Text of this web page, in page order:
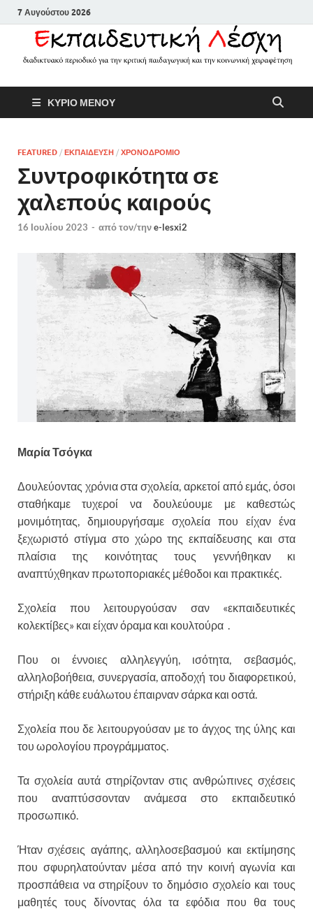
7 Αυγούστου 2026
κριτική παιδαγωγική και την
κοινωνική χειραφέτηση
ΚΥΡΙΟ ΜΕΝΟΥ
FEATURED / ΕΚΠΑΙΔΕΥΣΗ / ΧΡΟΝΟΔΡΟΜΙΟ
Συντροφικότητα σε
χαλεπούς καιρούς
16 Ιουλίου 2023 - από τον/τηνe-lesxi2
Μαρία Τσόγκα
Δουλεύοντας χρόνια στα σχολεία, αρκετοί από εμάς, όσοι
σταθήκαμε τυχεροί να δουλεύουμε με καθεστώς
μονιμότητας, δημιουργήσαμε σχολεία που είχαν ένα
ξεχωριστό στίγμα στο χώρο της εκπαίδευσης και στα
πλαίσια της κοινότητας τους γεννήθηκαν κι
αναπτύχθηκαν πρωτοποριακές μέθοδοι και πρακτικές.
Σχολεία που λειτουργούσαν σαν «εκπαιδευτικές
κολεκτίβες» και είχαν όραμα και κουλτούρα .
Που οι έννοιες αλληλεγγύη, ισότητα, σεβασμός,
αλληλοβοήθεια, συνεργασία, αποδοχή του διαφορετικού,
στήριξη κάθε ευάλωτου έπαιρναν σάρκα και οστά.
Σχολεία που δε λειτουργούσαν με το άγχος της ύλης και
του ωρολογίου προγράμματος.
Τα σχολεία αυτά στηρίζονταν στις ανθρώπινες σχέσεις
που αναπτύσσονταν ανάμεσα στο εκπαιδευτικό
προσωπικό.
Ήταν σχέσεις αγάπης, αλληλοσεβασμού και εκτίμησης
που σφυρηλατούνταν μέσα από την κοινή αγωνία και
προσπάθεια να στηρίξουν το δημόσιο σχολείο και τους
μαθητές τους δίνοντας όλα τα εφόδια που θα τους